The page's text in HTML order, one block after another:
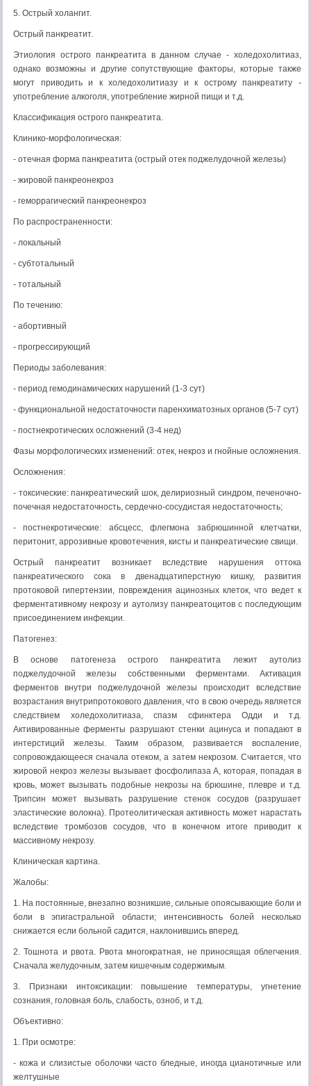
5. Острый холангит.
Острый панкреатит.
Этиология острого панкреатита в данном случае - холедохолитиаз,
однако возможны и другие сопутствующие факторы, которые также
могут приводить и к холедохолитиазу и к острому панкреатиту -
употребление алкоголя, употребление жирной пищи и т.д.
Классификация острого панкреатита.
Клинико-морфологическая:
- отечная форма панкреатита (острый отек поджелудочной железы)
- жировой панкреонекроз
- геморрагический панкреонекроз
По распространенности:
- локальный
- субтотальный
- тотальный
По течению:
- абортивный
- прогрессирующий
Периоды заболевания:
- период гемодинамических нарушений (1-3 сут)
- функциональной недостаточности паренхиматозных органов (5-7 сут)
- постнекротических осложнений (3-4 нед)
Фазы морфологических изменений: отек, некроз и гнойные осложнения.
Осложнения:
- токсические: панкреатический шок, делириозный синдром, печеночно-
почечная недостаточность, сердечно-сосудистая недостаточность;
- постнекротические: абсцесс, флегмона забрюшинной клетчатки,
перитонит, аррозивные кровотечения, кисты и панкреатические свищи.
Острый панкреатит возникает вследствие нарушения оттока
панкреатического сока в двенадцатиперстную кишку, развития
протоковой гипертензии, повреждения ацинозных клеток, что ведет к
ферментативному некрозу и аутолизу панкреатоцитов с последующим
присоединением инфекции.
Патогенез:
В основе патогенеза острого панкреатита лежит аутолиз
поджелудочной железы собственными ферментами. Активация
ферментов внутри поджелудочной железы происходит вследствие
возрастания внутрипротокового давления, что в свою очередь является
следствием холедохолитиаза, спазм сфинктера Одди и т.д.
Активированные ферменты разрушают стенки ацинуса и попадают в
интерстиций железы. Таким образом, развивается воспаление,
сопровождающееся сначала отеком, а затем некрозом. Считается, что
жировой некроз железы вызывает фосфолипаза А, которая, попадая в
кровь, может вызывать подобные некрозы на брюшине, плевре и т.д.
Трипсин может вызывать разрушение стенок сосудов (разрушает
эластические волокна). Протеолитическая активность может нарастать
вследствие тромбозов сосудов, что в конечном итоге приводит к
массивному некрозу.
Клиническая картина.
Жалобы:
1. На постоянные, внезапно возникшие, сильные опоясывающие боли и
боли в эпигастральной области; интенсивность болей несколько
снижается если больной садится, наклонившись вперед.
2. Тошнота и рвота. Рвота многократная, не приносящая облегчения.
Сначала желудочным, затем кишечным содержимым.
3. Признаки интоксикации: повышение температуры, угнетение
сознания, головная боль, слабость, озноб, и т.д.
Объективно:
1. При осмотре:
- кожа и слизистые оболочки часто бледные, иногда цианотичные или
желтушные